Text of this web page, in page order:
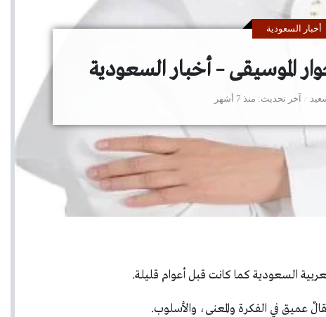
الموسيقى – أخبار السعودية
أخبار السعودية
آخر تحديث منذ 7 أشهر
السعودية كما كانت قبل أعوام قليلة.
عميق في الفكرة والمعنى، والأسلوب.